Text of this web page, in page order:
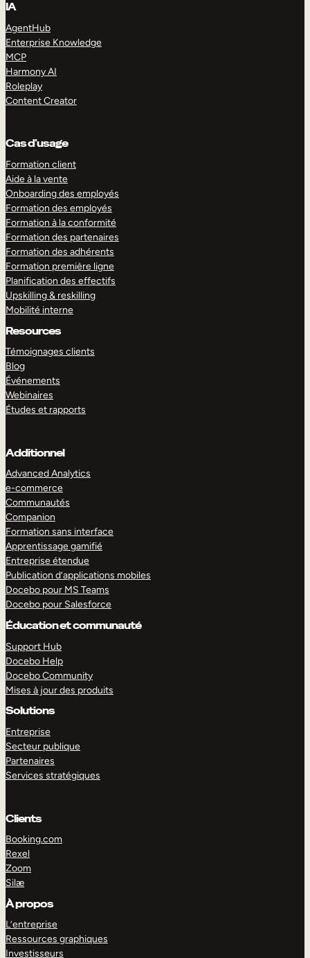
IA
AgentHub
Enterprise Knowledge
MCP
Harmony AI
Roleplay
Content Creator
Cas d’usage
Formation client
Aide à la vente
Onboarding des employés
Formation des employés
Formation à la conformité
Formation des partenaires
Formation des adhérents
Formation première ligne
Planification des effectifs
Upskilling & reskilling
Mobilité interne
Resources
Témoignages clients
Blog
Événements
Webinaires
Études et rapports
Additionnel
Advanced Analytics
e-commerce
Communautés
Companion
Formation sans interface
Apprentissage gamifié
Entreprise étendue
Publication d’applications mobiles
Docebo pour MS Teams
Docebo pour Salesforce
Éducation et communauté
Support Hub
Docebo Help
Docebo Community
Mises à jour des produits
Solutions
Entreprise
Secteur publique
Partenaires
Services stratégiques
Clients
Booking.com
Rexel
Zoom
Silæ
À propos
L’entreprise
Ressources graphiques
Investisseurs